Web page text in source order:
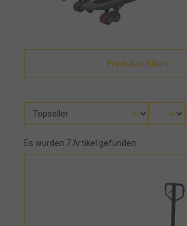
Produkte filtern
Es wurden 7 Artikel gefunden